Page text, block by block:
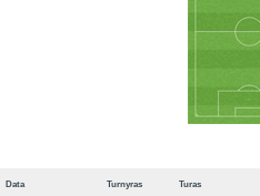
Data Turnyras Turas